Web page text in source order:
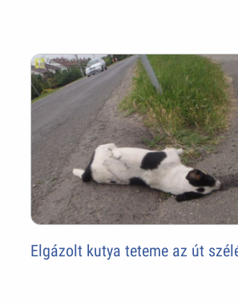
Elgázolt kutya teteme az út